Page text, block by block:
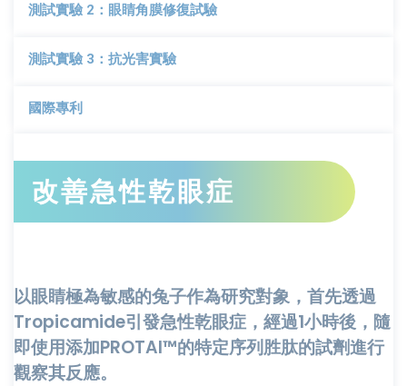
測試實驗 2：眼睛角膜修復試驗
測試實驗 3：抗光害實驗
國際專利
改善急性乾眼症
以眼睛極為敏感的兔子作為研究對象，首先透過
Tropicamide引發急性乾眼症，經過1小時後，隨
即使用添加PROTAI™的特定序列胜肽的試劑進行
觀察其反應。